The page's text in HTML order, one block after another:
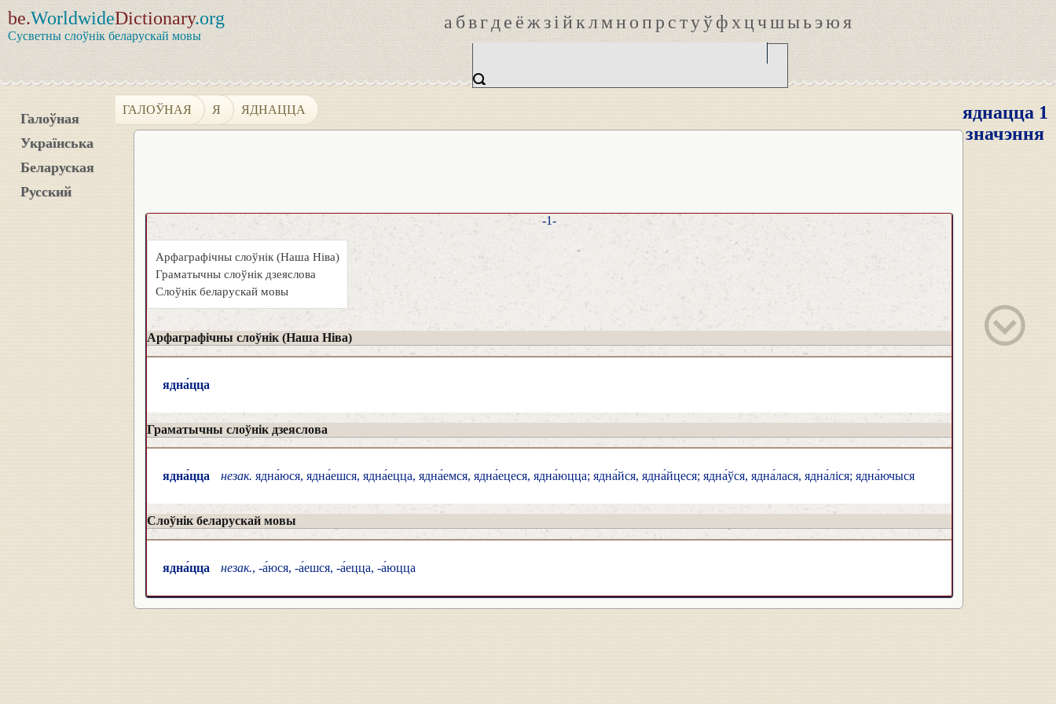
be.WorldwideDictionary.org
Сусветны слоўнік беларускай мовы
абвгдеёжзійклмнопрстуўфхцчшыьэюя
Галоўная
Українська
Беларуская
Русский
ГАЛОЎНАЯ Я ЯДНАЦЦА
яднацца 1
значэння
-1-
Арфаграфічны слоўнік (Наша Ніва)
Граматычны слоўнік дзеяслова
Слоўнік беларускай мовы
Арфаграфічны слоўнік (Наша Ніва)
ядна́цца
Граматычны слоўнік дзеяслова
ядна́цца незак. ядна́юся, ядна́ешся, ядна́ецца, ядна́емся, ядна́ецеся, ядна́юцца; ядна́йся, ядна́йцеся; ядна́ўся, ядна́лася, ядна́ліся; ядна́ючыся
Слоўнік беларускай мовы
ядна́цца незак., -а́юся, -а́ешся, -а́ецца, -а́юцца